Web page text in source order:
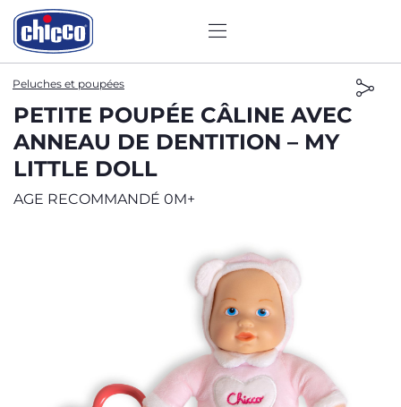
Peluches et poupées
PETITE POUPÉE CÂLINE AVEC
ANNEAU DE DENTITION – MY
LITTLE DOLL
AGE RECOMMANDÉ 0M+